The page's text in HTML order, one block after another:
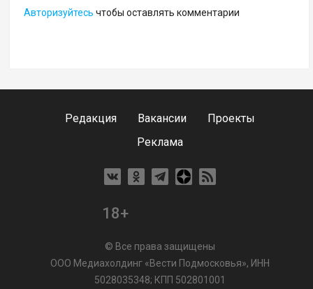
Авторизуйтесь чтобы оставлять комментарии
Редакция Вакансии
Проекты
Реклама
18+
© Все права защищены
ООО Медиахолдинг «Вести Подмосковья», ИНН
5028035348; КПП 502801001